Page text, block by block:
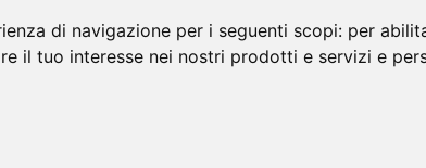
di navigazione per i seguenti scopi: per
il tuo interesse nei nostri prodotti e servizi e